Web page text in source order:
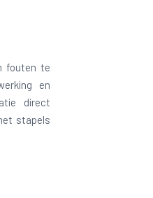
fouten te
en
direct
stapels